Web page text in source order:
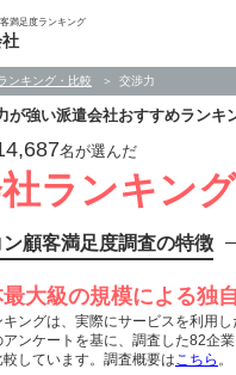
満足度ランキング
ンキング・比較 交渉力
が強い派遣会社おすすめランキ
名が選んだ
ランキング
ン顧客満足度調査の特徴
最大級の規模による独
キングは、実際にサービスを利用
アンケートを基に、調査した82企
較しています。調査概要はこちら 。